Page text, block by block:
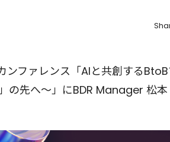
ファレンス「AIと共創する
先へ〜」にBDR Manager 松本